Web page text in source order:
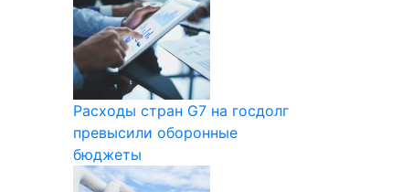
Расходы стран G7 на госдолг
превысили оборонные
бюджеты